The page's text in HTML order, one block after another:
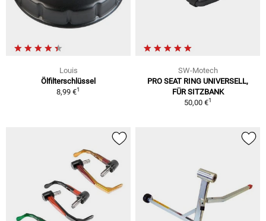
Louis
Ölfilterschlüssel
8,99 €1
SW-Motech
PRO SEAT RING UNIVERSELL,
FÜR SITZBANK
50,00 €1